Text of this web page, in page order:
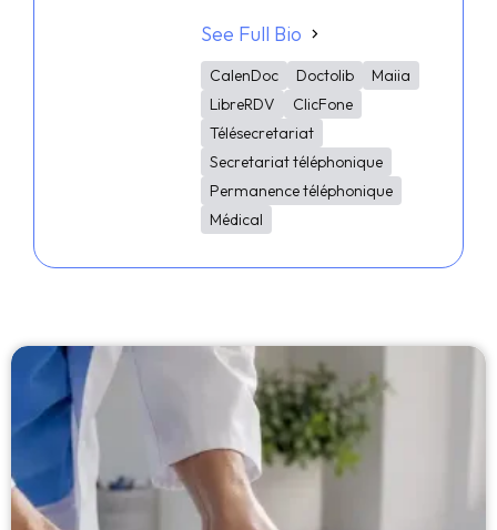
See Full Bio
CalenDoc Doctolib
Maiia
LibreRDV
ClicFone
Télésecretariat
Secretariat téléphonique
Permanence téléphonique
Médical